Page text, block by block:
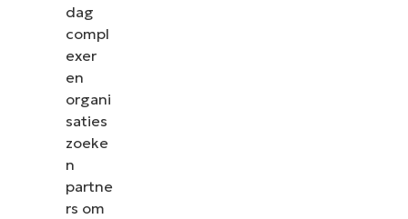
dag
compl
exer
en
organi
saties
zoeke
n
partne
rs om